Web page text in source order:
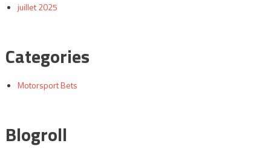
juillet 2025
Categories
Motorsport Bets
Blogroll